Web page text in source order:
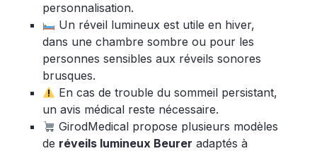
personnalisation.
Un réveil lumineux est utile en hiver,
dans une chambre sombre ou pour les
personnes sensibles aux réveils sonores
brusques.
En cas de trouble du sommeil persistant,
un avis médical reste nécessaire.
GirodMedical propose plusieurs modèles
de réveils lumineux Beurer adaptés à